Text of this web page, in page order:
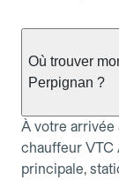
Où trouver
Perpignan ?
À votre arrivée
chauffeur VTC
principale,